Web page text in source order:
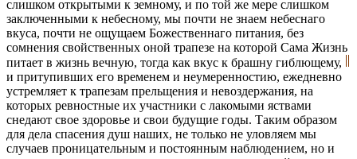
слишком открытыми к земному, и по той же мере слишком
заключенными к небесному, мы почти не знаем небеснаго
вкуса, почти не ощущаем Божественнаго питания, без
сомнения свойственных оной трапезе на которой Сама Жизнь
питает в жизнь вечную, тогда как вкус к брашну гиблющему,
и притупивших его временем и неумеренностию, ежедневно
устремляет к трапезам прельщения и невоздержания, на
которых ревностные их участники с лакомыми яствами
снедают свое здоровье и свои будущие годы. Таким образом
для дела спасения душ наших, не только не уловляем мы
случаев проницательным и постоянным наблюдением, но и